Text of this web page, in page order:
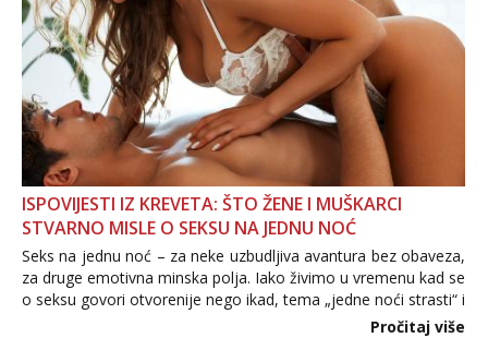
ISPOVIJESTI IZ KREVETA: ŠTO ŽENE I MUŠKARCI
STVARNO MISLE O SEKSU NA JEDNU NOĆ
Seks na jednu noć – za neke uzbudljiva avantura bez obaveza,
za druge emotivna minska polja. Iako živimo u vremenu kad se
o seksu govori otvorenije nego ikad, tema „jedne noći strasti“ i
dalje izaziva burne rasprave. Što zapravo misle žene, a što
Pročitaj više